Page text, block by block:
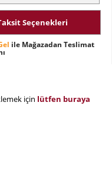
izler taşıyan
ve felaketi aynı
eşsiz bir tarifini
Seçenekleri
ile Mağazadan Teslimat
için lütfen buraya